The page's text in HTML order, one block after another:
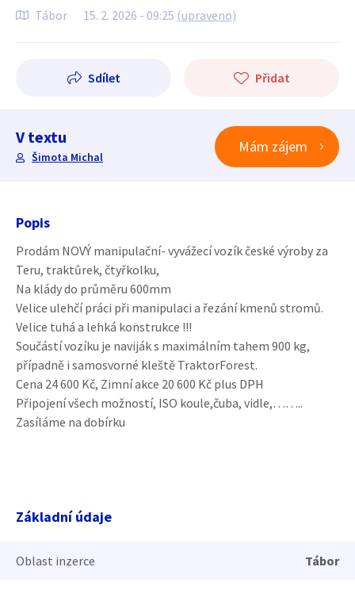
Tábor 15. 2. 2026 - 09:25 (upraveno)
Sdílet Přidat
V textu
Šimota Michal
Mám zájem
Popis
Prodám NOVÝ manipulační- vyvážecí vozík české výroby za
Teru, traktůrek, čtyřkolku,
Na klády do průměru 600mm
Velice ulehčí práci při manipulaci a řezání kmenů stromů.
Velice tuhá a lehká konstrukce !!!
Součástí vozíku je naviják s maximálním tahem 900 kg,
případně i samosvorné kleště TraktorForest.
Cena 24 600 Kč, Zimní akce 20 600 Kč plus DPH
Připojení všech možností, ISO koule,čuba, vidle,……..
Zasíláme na dobírku
Základní údaje
Oblast inzerce Tábor